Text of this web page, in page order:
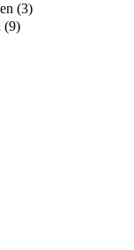
(3)
(9)